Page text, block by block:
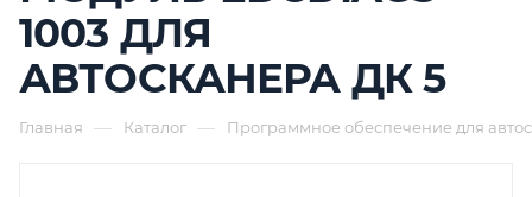
1003 ДЛЯ
АВТОСКАНЕРА ДК 5
Главная — Каталог — Программное обеспечение для